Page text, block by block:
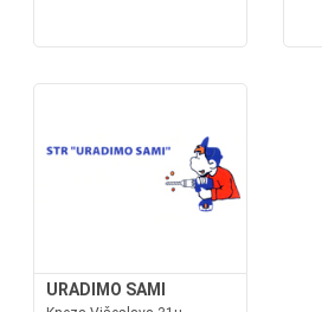
URADIMO SAMI